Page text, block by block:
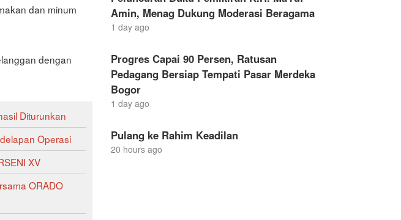
dan minum
dengan
Diturunkan
Operasi
XV
ORADO
Amin, Menag Dukung Moderasi Beragama
1 day ago
Progres Capai 90 Persen, Ratusan
Pedagang Bersiap Tempati Pasar Merdeka
Bogor
1 day ago
Pulang ke Rahim Keadilan
20 hours ago